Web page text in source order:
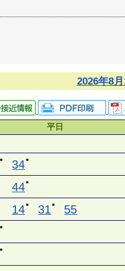
2026年8
平日
● 34●
44●
14● 31 ● 55
●
●